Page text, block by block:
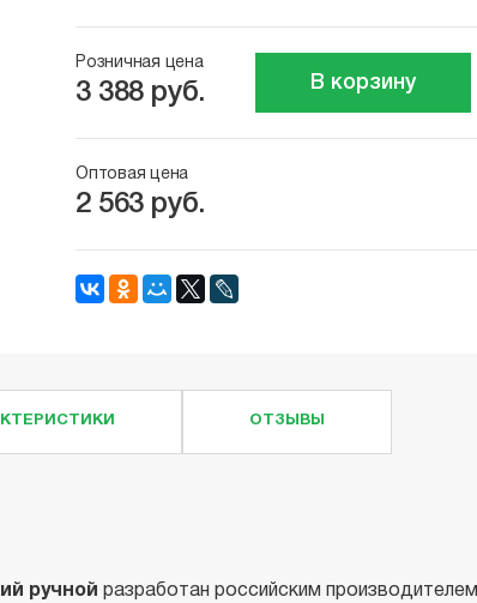
Розничная цена
3 388 руб. В корзину
Оптовая цена
2 563 руб.
ОТЗЫВЫ
ручной
разработан российским производителем